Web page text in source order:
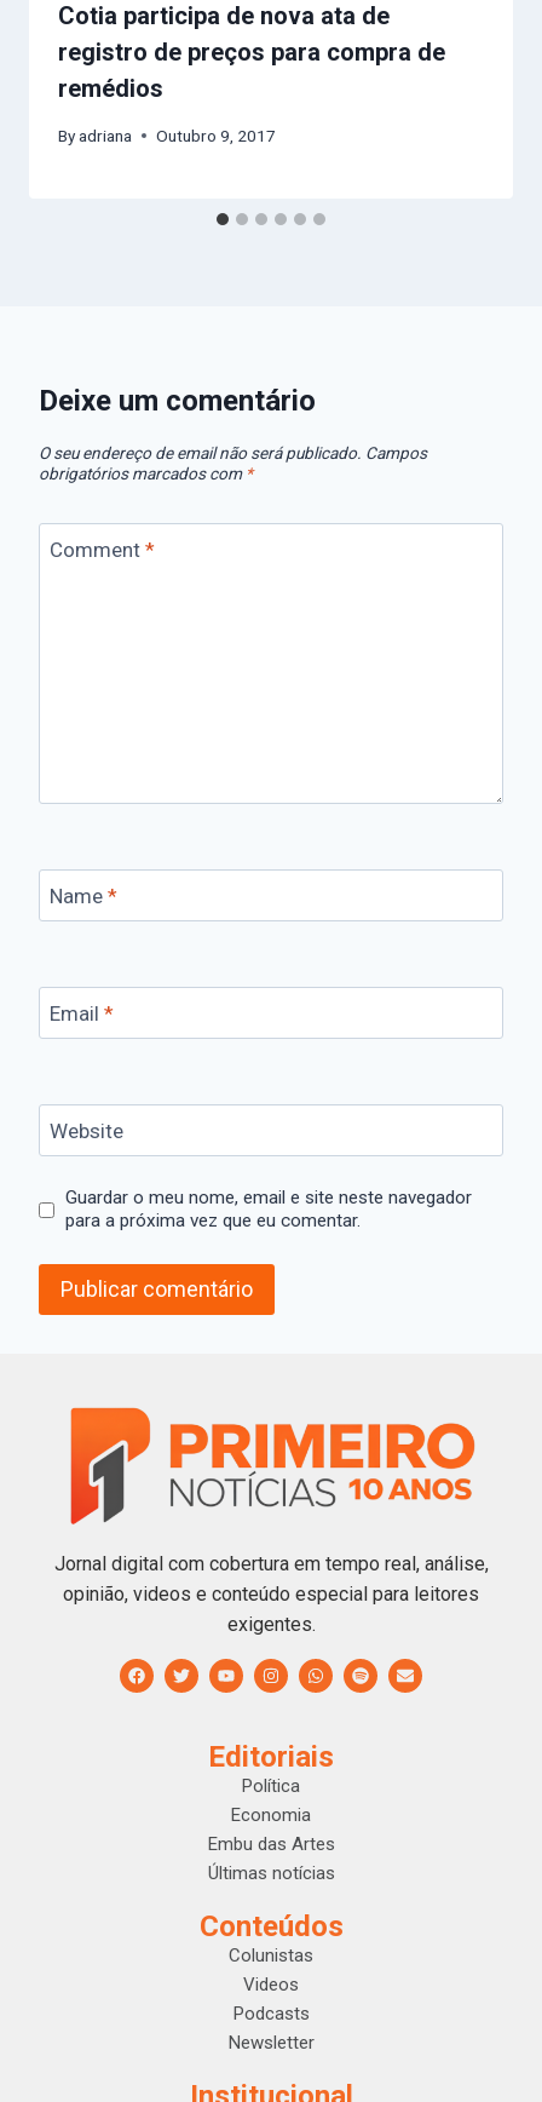
Cotia participa de nova ata de
registro de preços para compra de
remédios
Byadriana Outubro 9, 2017
Deixe um comentário
O seu endereço de email não será publicado. Campos
obrigatórios marcados com *
Comment *
Name *
Email *
Website
Guardar o meu nome, email e site neste navegador
para a próxima vez que eu comentar.
Jornal digital com cobertura em tempo real, análise,
opinião, videos e conteúdo especial para leitores
exigentes.
Editoriais
Política
Economia
Embu das Artes
Últimas notícias
Conteúdos
Colunistas
Videos
Podcasts
Newsletter